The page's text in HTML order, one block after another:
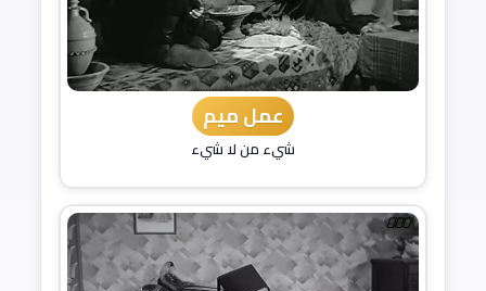
عمل ميم
شيء من لا شيء